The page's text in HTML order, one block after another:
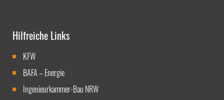
Hilfreiche Links
KFW
BAFA – Energie
Ingenieurkammer-Bau NRW